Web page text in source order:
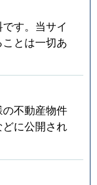
す。当サイ
とは一切あ
不動産物件
に公開され